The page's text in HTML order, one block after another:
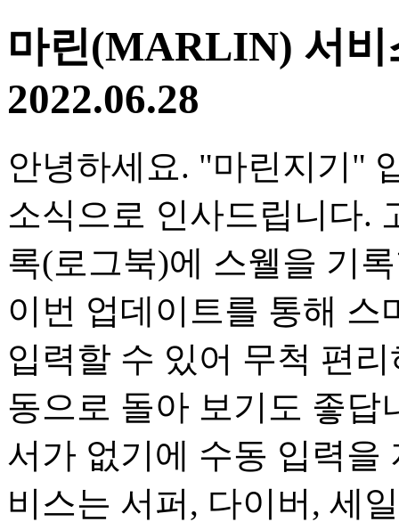
마린(MARLIN) 서비
2022.06.28
안녕하세요. "마린지기"
소식으로 인사드립니다.
록(로그북)에 스웰을 기
이번 업데이트를 통해
입력할 수 있어 무척 편
동으로 돌아 보기도 좋답
서가 없기에 수동 입력
비스는 서퍼, 다이버, 세